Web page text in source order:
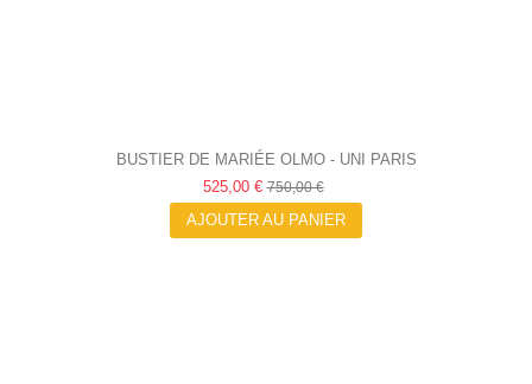
BUSTIER DE MARIÉE OLMO - UNI PARIS
525,00 €750,00 €
AJOUTER AU PANIER